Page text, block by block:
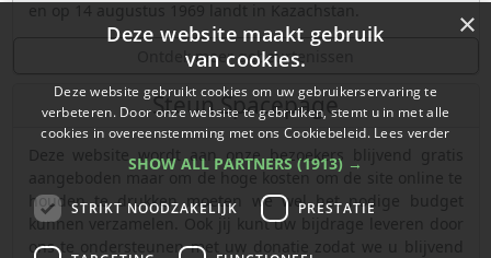
Ontdek meer gebeurtenissen
Steun Spacepage
Deze website wordt aan onze bezoekers blijvend gratis
aangeboden maar om de hoge kosten om de site online te
houden te drukken moeten we wel het nodige budget
kunnen verzamelen. Ook jij kunt uw bijdrage leveren door
ons te ondersteunen met uw donatie zodat we u blijvend
×
Deze website maakt gebruik
van cookies.
Deze website gebruikt cookies om uw gebruikerservaring te
verbeteren. Door onze website te gebruiken, stemt u in met alle
cookies in overeenstemming met ons Cookiebeleid. Lees verder
SHOW ALL PARTNERS (1913) →
STRIKT NOODZAKELIJK PRESTATIE